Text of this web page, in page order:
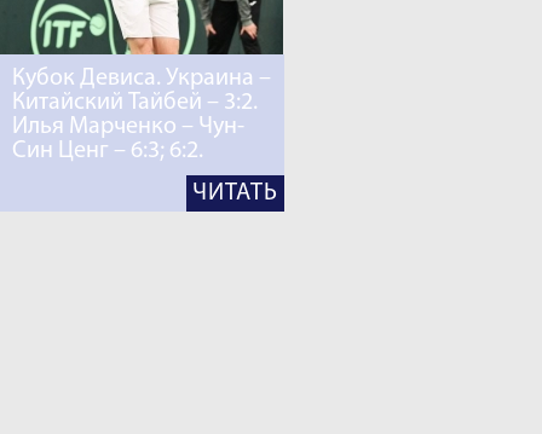
Кубок Девиса. Украина –
Китайский Тайбей – 3:2.
Илья Марченко – Чун-
Син Ценг – 6:3; 6:2.
ЧИТАТЬ